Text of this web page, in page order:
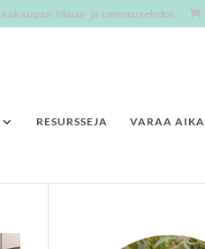
tilaus- ja toimitusehdot
RESURSSEJA VARAA AIKA